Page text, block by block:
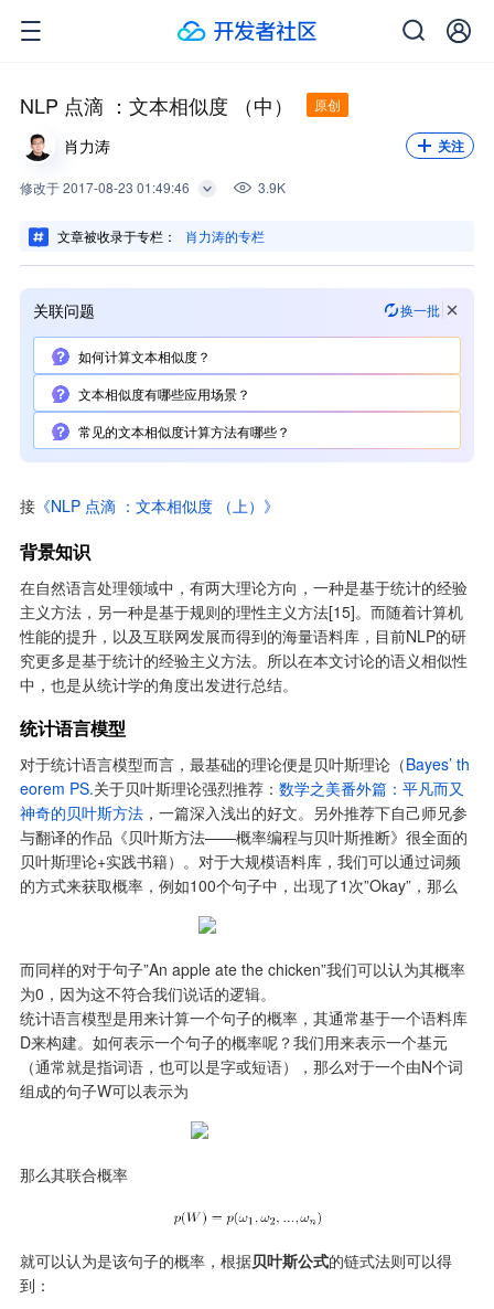
关注
NLP 点滴 ：文本相似度 （中） 原创
肖力涛 关注
修改于2017-08-23 01:49:46 3.9K
文章被收录于专栏： 肖力涛的专栏
关联问题 换一批
如何计算文本相似度？
文本相似度有哪些应用场景？
常见的文本相似度计算方法有哪些？
接 《NLP 点滴 ：文本相似度 （上）》
背景知识
在自然语言处理领域中，有两大理论方向，一种是基于统计的经验
主义方法，另一种是基于规则的理性主义方法[15]。而随着计算机
性能的提升，以及互联网发展而得到的海量语料库，目前NLP的研
究更多是基于统计的经验主义方法。所以在本文讨论的语义相似性
中，也是从统计学的角度出发进行总结。
统计语言模型
对于统计语言模型而言，最基础的理论便是贝叶斯理论（Bayes’ th
eorem PS.关于贝叶斯理论强烈推荐： 数学之美番外篇：平凡而又
神奇的贝叶斯方法 ，一篇深入浅出的好文。另外推荐下自己师兄参
与翻译的作品《贝叶斯方法——概率编程与贝叶斯推断》很全面的
贝叶斯理论+实践书籍）。对于大规模语料库，我们可以通过词频
的方式来获取概率，例如100个句子中，出现了1次”Okay”，那么
而同样的对于句子”An apple ate the chicken”我们可以认为其概率
为0，因为这不符合我们说话的逻辑。
统计语言模型是用来计算一个句子的概率，其通常基于一个语料库
D来构建。如何表示一个句子的概率呢？我们用来表示一个基元
（通常就是指词语，也可以是字或短语），那么对于一个由N个词
组成的句子W可以表示为
那么其联合概率
就可以认为是该句子的概率，根据贝叶斯公式的链式法则可以得
到：